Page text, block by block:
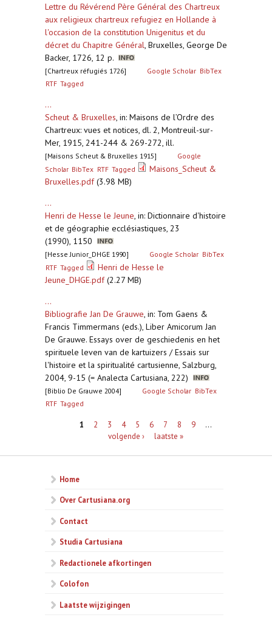
Lettre du Révérend Père Général des Chartreux
aux religieux chartreux refugiez en Hollande à
l'occasion de la constitution Unigenitus et du
décret du Chapitre Général, Bruxelles, George De
Backer, 1726, 12 p.
[Chartreux réfugiés 1726] Google Scholar BibTex
RTF Tagged
...
Scheut & Bruxelles, in: Maisons de l’Ordre des
Chartreux: vues et notices, dl. 2, Montreuil-sur-
Mer, 1915, 241-244 & 269-272, ill.
[Maisons Scheut & Bruxelles 1915]
Google
Scholar BibTex RTF Tagged
Maisons_Scheut &
Bruxelles.pdf(3.98 MB)
...
Henri de Hesse le Jeune, in: Dictionnaire d'histoire
et de géographie ecclésiastiques, 23
(1990), 1150
[Hesse Junior_DHGE 1990] Google Scholar BibTex
RTF Tagged
Henri de Hesse le
Jeune_DHGE.pdf(2.27 MB)
...
Bibliografie Jan De Grauwe, in: Tom Gaens &
Francis Timmermans (eds.), Liber Amicorum Jan
De Grauwe. Essays over de geschiedenis en het
spirituele leven van de kartuizers / Essais sur
l'histoire et la spiritualité cartusienne, Salzburg,
2004, 9-15 (= Analecta Cartusiana, 222)
[Biblio De Grauwe 2004] Google Scholar BibTex
RTF Tagged
Pagina's
1 2 3 4 5 6 7 8 9
…
volgende ›
laatste »
Home
Over Cartusiana.org
Contact
Studia Cartusiana
Redactionele afkortingen
Colofon
Laatste wijzigingen